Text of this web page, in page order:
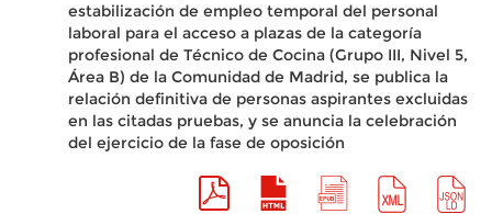
estabilización de empleo temporal del personal
laboral para el acceso a plazas de la categoría
profesional de Técnico de Cocina (Grupo III, Nivel 5,
Área B) de la Comunidad de Madrid, se publica la
relación definitiva de personas aspirantes excluidas
en las citadas pruebas, y se anuncia la celebración
del ejercicio de la fase de oposición